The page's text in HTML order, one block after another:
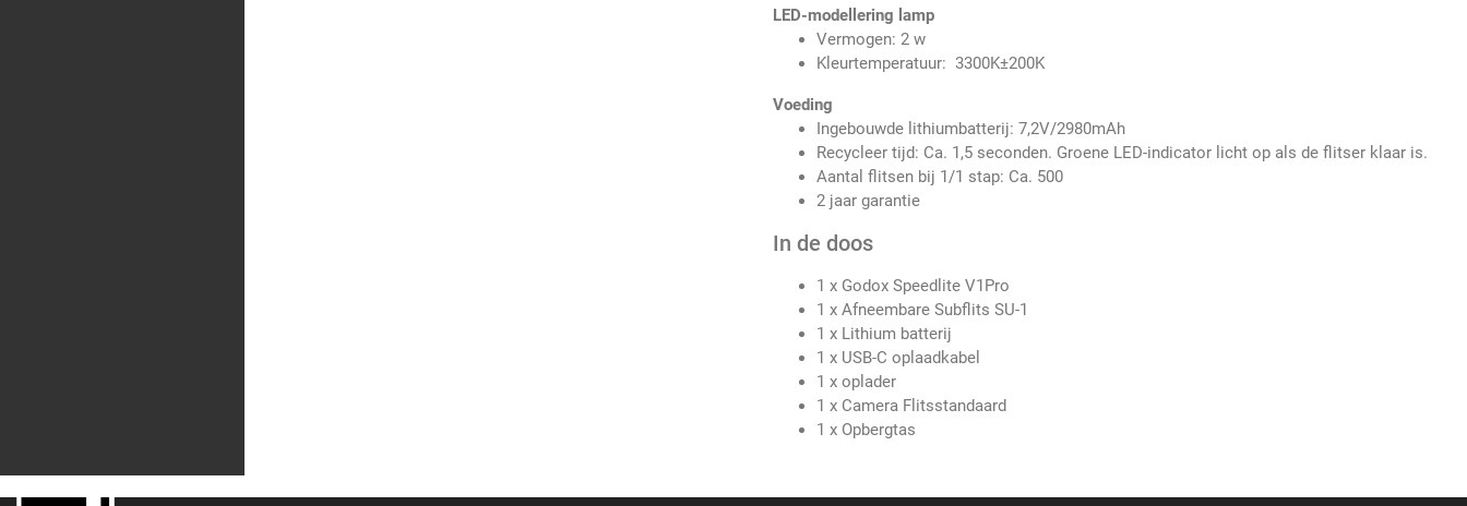
LED-modellering lamp
Vermogen: 2 w
Kleurtemperatuur: 3300K±200K
Voeding
Ingebouwde lithiumbatterij: 7,2V/2980mAh
Recycleer tijd: Ca. 1,5 seconden. Groene LED-indicator licht op als de flitser klaar is.
Aantal flitsen bij 1/1 stap: Ca. 500
2 jaar garantie
In de doos
1 x Godox Speedlite V1Pro
1 x Afneembare Subflits SU-1
1 x Lithium batterij
1 x USB-C oplaadkabel
1 x oplader
1 x Camera Flitsstandaard
1 x Opbergtas